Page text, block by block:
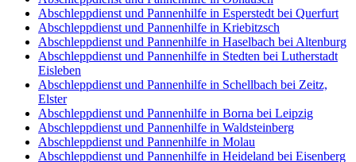
Abschleppdienst und Pannenhilfe in Esperstedt bei Querfurt
Abschleppdienst und Pannenhilfe in Kriebitzsch
Abschleppdienst und Pannenhilfe in Haselbach bei Altenburg
Abschleppdienst und Pannenhilfe in Stedten bei Lutherstadt
Eisleben
Abschleppdienst und Pannenhilfe in Schellbach bei Zeitz,
Elster
Abschleppdienst und Pannenhilfe in Borna bei Leipzig
Abschleppdienst und Pannenhilfe in Waldsteinberg
Abschleppdienst und Pannenhilfe in Molau
Abschleppdienst und Pannenhilfe in Heideland bei Eisenberg